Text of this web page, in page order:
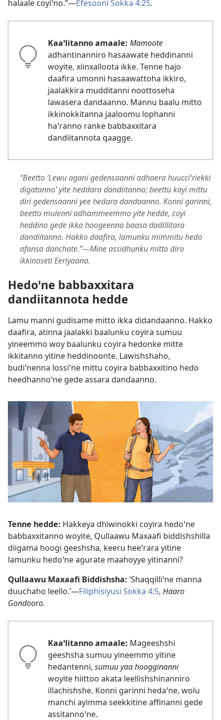
halaale coyiꞌno.”—Efesooni Sokka 4:25.
Kaaꞌlitanno amaale: Mamoote
adhantinanniro hasaawate heddinanni
woyite, xiinxalloota ikke. Tenne hajo
daafira umonni hasaawattoha ikkiro,
jaalakkira mudditanni noottoseha
lawasera dandaanno. Mannu baalu mitto
ikkinokkitanna jaaloomu lophanni
haꞌranno ranke babbaxxitara
dandiitannota qaagge.
“Beetto ‘Lewu agani gedensaanni adhaera huucciꞌriekki
digatanno’ yite heddara dandiitanno; beettu kayi mittu
diri gedensaanni yee hedara dandaanno. Konni garinni,
beetto mulenni adhammeemmo yite hedde, coyi
heddino gede ikka hoogeenna baasa dadillitara
dandiitanno. Hakko daafira, lamunku mimmitu hedo
afansa danchate.”—Mine assidhunku mitto diro
ikkinoseti Eeriyaana.
Hedoꞌne babbaxxitara
dandiitannota hedde
Lamu manni gudisame mitto ikka didandaanno. Hakko
daafira, atinna jaalakki baalunku coyira sumuu
yineemmo woy baalunku coyira hedonke mitte
ikkitanno yitine heddinoonte. Lawishshaho,
budiꞌnenna lossiꞌne mittu coyira babbaxxitino hedo
heedhannoꞌne gede assara dandaanno.
Tenne hedde: Hakkeya dhiwinokki coyira hedoꞌne
babbaxxitanno woyite, Qullaawu Maxaafi biddishshilla
diigama hoogi geeshsha, keeru heeꞌrara yitine
lamunku hedoꞌne agurate maahoyye yitinanni?
Qullaawu Maxaafi Biddishsha: ‘Shaqqilliꞌne manna
duuchaho leello.’—Filiphisiyusi Sokka 4:5, Haaro
Gondooro.
Kaaꞌlitanno amaale: Mageeshshi
geeshsha sumuu yineemmo yitine
hedantenni, sumuu yaa hoogginanni
woyite hiittoo akata leellishshinanniro
illachishshe. Konni garinni hedaꞌne, wolu
manchi ayimma seekkitine affinanni gede
assitannoꞌne.